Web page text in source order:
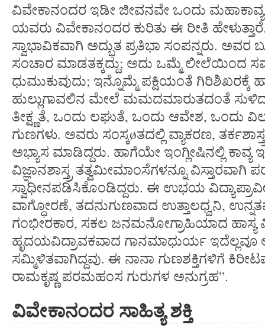
ವಿವೇಕಾನಂದರ ಇಡೀ ಜೀವನವೇ ಒಂದು
ಯವರು ವಿವೇಕಾನಂದರ ಕುರಿತು ಈ ರೀತಿ
ಸ್ವಾಭಾವಿಕವಾಗಿ ಅದ್ಭುತ ಪ್ರತಿಭಾ ಸಂಪನ್ನರು. ಅವರ
ಸಂಚಾರ ಮಾಡತಕ್ಕದ್ದು; ಅದು ಒಮ್ಮೆ ಲೀಲೆಯಿಂದ
ಧುಮುಕುವುದು; ಇನ್ನೊಮ್ಮೆ ಪಕ್ಷಿಯಂತೆ ಗಿರಿಶಿಖರಕ್ಕೆ
ಹುಲ್ಲುಗಾವಲಿನ ಮೇಲೆ ಮಮದಮಾರುತದಂತೆ
ತೀಕ್ಷ್ಣತೆ, ಒಂದು ಲಘುತೆ, ಒಂದು ಆವೇಶ, ಒಂದು
ಗುಣಗಳು. ಅವರು ಸಂಸ್ಕøತದಲ್ಲಿ ವ್ಯಾಕರಣ,
ಅಭ್ಯಾಸ ಮಾಡಿದ್ದರು. ಹಾಗೆಯೇ ಇಂಗ್ಲೀಷಿನಲ್ಲಿ ಕಾವ್ಯ
ವಿಜ್ಞಾನಶಾಸ್ತ್ರ ತತ್ವಮೀಮಾಂಸೆಗಳನ್ನೂ ವಿಸ್ತಾರವಾಗಿ
ಸ್ವಾಧೀನಪಡಿಸಿಕೊಂಡಿದ್ದರು. ಈ ಉಭಯ
ವಾಗ್ಧೋರಣೆ, ತದನುಗುಣವಾದ ಉತ್ತಾಲಧ್ವನಿ,
ಗಂಭೀರಕಾರ, ಸಕಲ ಜನಮನೋಗ್ರಾಹಿಯಾದ
ಹೃದಯವಿದ್ರಾವಕವಾದ ಗಾನಮಾಧುರ್ಯ ಇದೆಲ್ಲವೂ
ಸಮ್ಮಿಳಿತವಾಗಿದ್ದವು. ಈ ನಾನಾ ಗುಣಶಕ್ತಿಗಳಿಗೆ
ರಾಮಕೃಷ್ಣ ಪರಮಹಂಸ ಗುರುಗಳ ಅನುಗ್ರಹ”.
ವಿವೇಕಾನಂದರ ಸಾಹಿತ್ಯ ಶಕ್ತಿ